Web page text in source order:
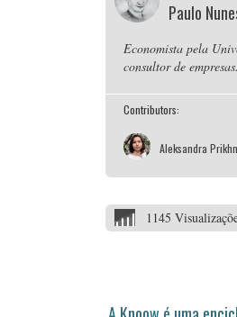
Paulo
Economista pela
consultor de
Contributors:
Aleksandra
1145